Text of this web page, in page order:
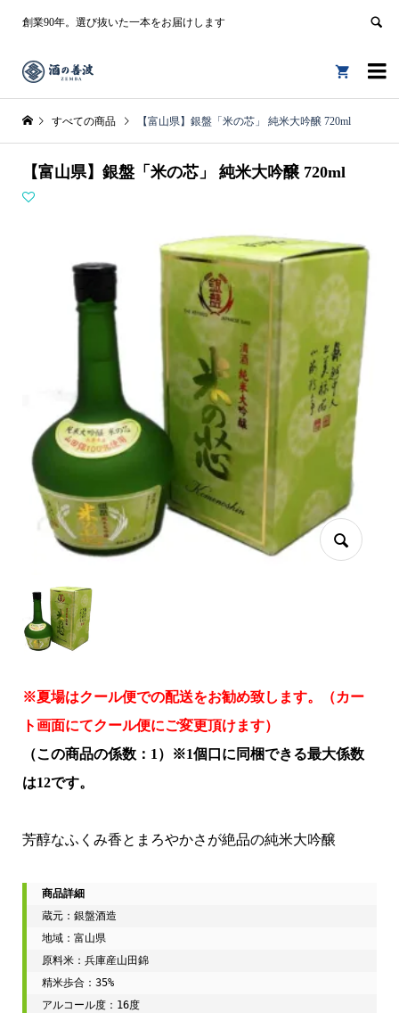
創業90年。選び抜いた一本をお届けします


すべての商品 【富山県】銀盤「米の芯」 純米大吟醸 720ml
【富山県】銀盤「米の芯」 純米大吟醸 720ml
※夏場はクール便での配送をお勧め致します。（カー
ト画面にてクール便にご変更頂けます）
（この商品の係数：1）※1個口に同梱できる最大係数
は12です。
芳醇なふくみ香とまろやかさが絶品の純米大吟醸
商品詳細
蔵元：銀盤酒造
地域：富山県
原料米：兵庫産山田錦
精米歩合：35%
アルコール度：16度